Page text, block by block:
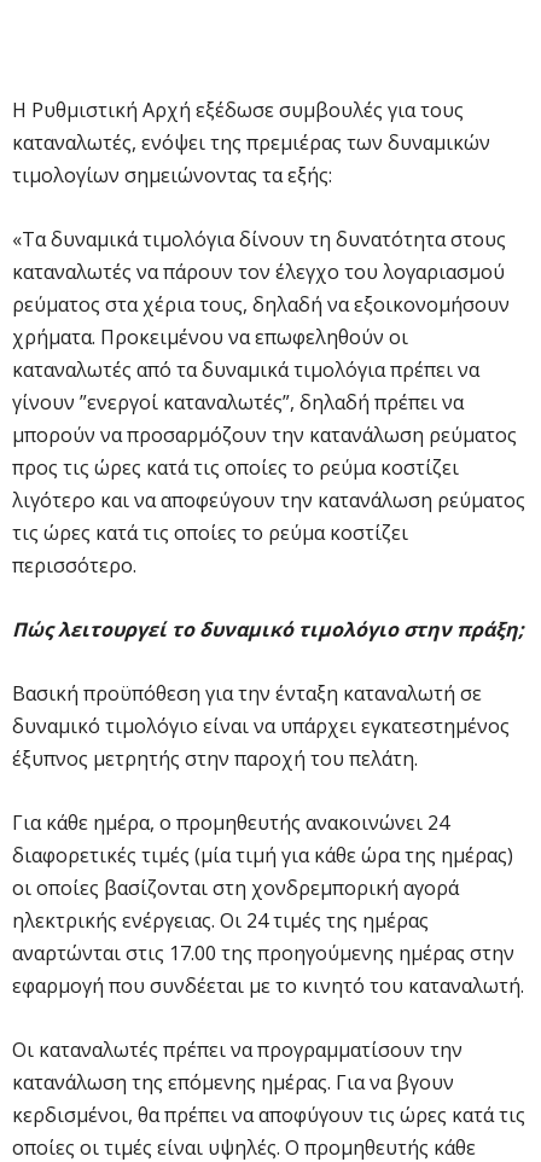
Η Ρυθμιστική Αρχή εξέδωσε συμβουλές για τους
καταναλωτές, ενόψει της πρεμιέρας των δυναμικών
τιμολογίων σημειώνοντας τα εξής:
«Τα δυναμικά τιμολόγια δίνουν τη δυνατότητα στους
καταναλωτές να πάρουν τον έλεγχο του λογαριασμού
ρεύματος στα χέρια τους, δηλαδή να εξοικονομήσουν
χρήματα. Προκειμένου να επωφεληθούν οι
καταναλωτές από τα δυναμικά τιμολόγια πρέπει να
γίνουν ”ενεργοί καταναλωτές”, δηλαδή πρέπει να
μπορούν να προσαρμόζουν την κατανάλωση ρεύματος
προς τις ώρες κατά τις οποίες το ρεύμα κοστίζει
λιγότερο και να αποφεύγουν την κατανάλωση ρεύματος
τις ώρες κατά τις οποίες το ρεύμα κοστίζει
περισσότερο.
Πώς λειτουργεί το δυναμικό τιμολόγιο στην πράξη;
Βασική προϋπόθεση για την ένταξη καταναλωτή σε
δυναμικό τιμολόγιο είναι να υπάρχει εγκατεστημένος
έξυπνος μετρητής στην παροχή του πελάτη.
Για κάθε ημέρα, ο προμηθευτής ανακοινώνει 24
διαφορετικές τιμές (μία τιμή για κάθε ώρα της ημέρας)
οι οποίες βασίζονται στη χονδρεμπορική αγορά
ηλεκτρικής ενέργειας. Οι 24 τιμές της ημέρας
αναρτώνται στις 17.00 της προηγούμενης ημέρας στην
εφαρμογή που συνδέεται με το κινητό του καταναλωτή.
Οι καταναλωτές πρέπει να προγραμματίσουν την
κατανάλωση της επόμενης ημέρας. Για να βγουν
κερδισμένοι, θα πρέπει να αποφύγουν τις ώρες κατά τις
οποίες οι τιμές είναι υψηλές. Ο προμηθευτής κάθε